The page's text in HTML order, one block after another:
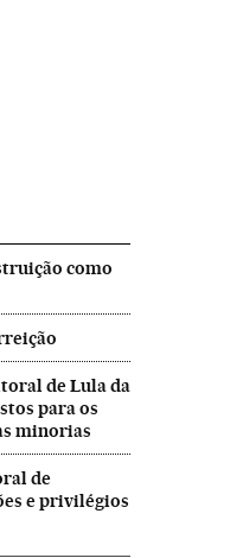
como
de Lula da
para os
minorias
de
e privilégios